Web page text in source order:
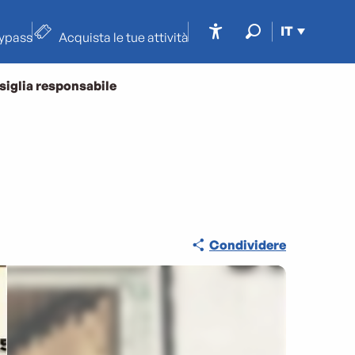
IT
Acquista le tue attività
responsabile
Condividere